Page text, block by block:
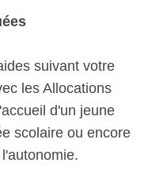
suivant votre
les Allocations
d'un jeune
scolaire ou encore